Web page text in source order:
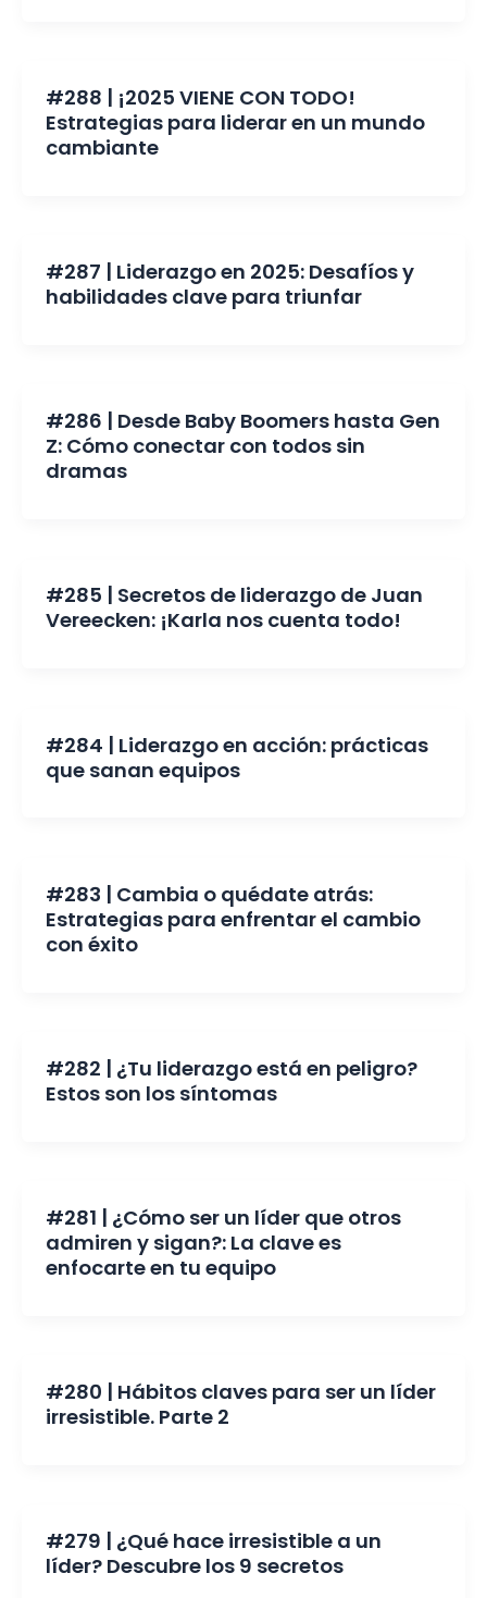
#288 | ¡2025 VIENE CON TODO!
Estrategias para liderar en un mundo
cambiante
#287 | Liderazgo en 2025: Desafíos y
habilidades clave para triunfar
#286 | Desde Baby Boomers hasta Gen
Z: Cómo conectar con todos sin
dramas
#285 | Secretos de liderazgo de Juan
Vereecken: ¡Karla nos cuenta todo!
#284 | Liderazgo en acción: prácticas
que sanan equipos
#283 | Cambia o quédate atrás:
Estrategias para enfrentar el cambio
con éxito
#282 | ¿Tu liderazgo está en peligro?
Estos son los síntomas
#281 | ¿Cómo ser un líder que otros
admiren y sigan?: La clave es
enfocarte en tu equipo
#280 | Hábitos claves para ser un líder
irresistible. Parte 2
#279 | ¿Qué hace irresistible a un
líder? Descubre los 9 secretos